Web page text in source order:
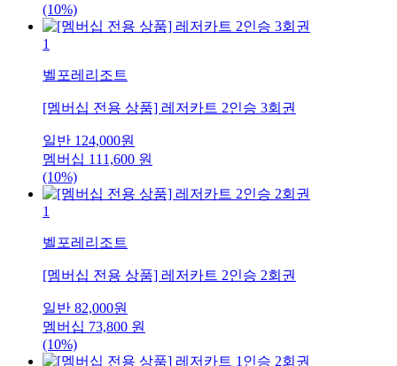
(10%)
1
벨포레리조트
[멤버십 전용 상품] 레저카트 2인승 3회권
일반 124,000원
멤버십 111,600 원
(10%)
1
벨포레리조트
[멤버십 전용 상품] 레저카트 2인승 2회권
일반 82,000원
멤버십 73,800 원
(10%)